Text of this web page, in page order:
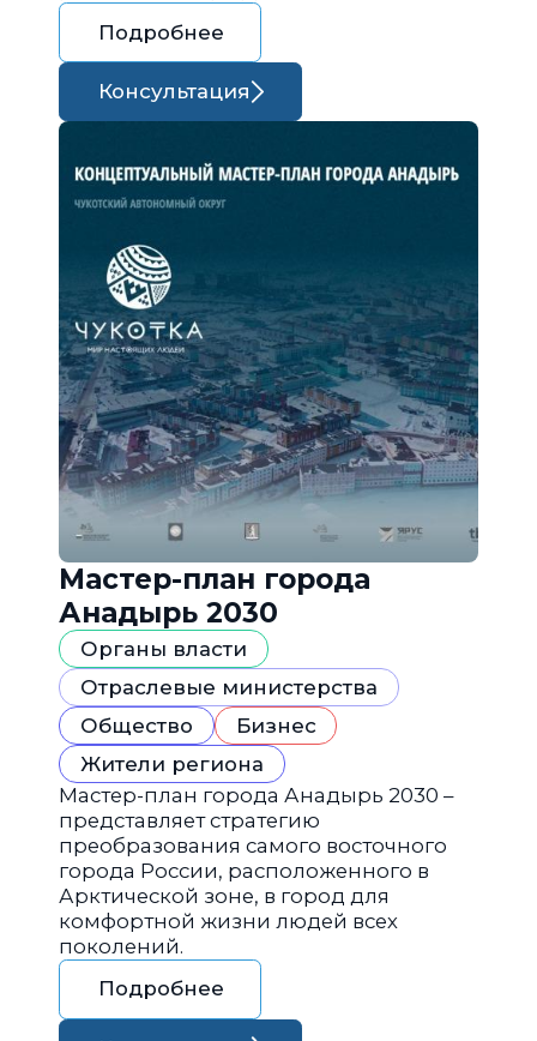
Подробнее
Консультация
Мастер-план города
Анадырь 2030
Органы власти
Отраслевые министерства
Общество
Бизнес
Жители региона
Мастер-план города Анадырь 2030 –
представляет стратегию
преобразования самого восточного
города России, расположенного в
Арктической зоне, в город для
комфортной жизни людей всех
поколений.
Подробнее